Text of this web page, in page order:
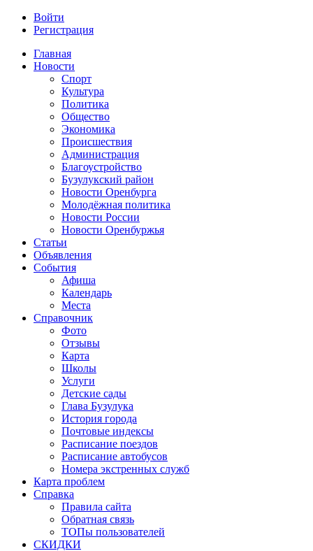
Войти
Регистрация
Главная
Новости
Спорт
Культура
Политика
Общество
Экономика
Происшествия
Администрация
Благоустройство
Бузулукский район
Новости Оренбурга
Молодёжная политика
Новости России
Новости Оренбуржья
Статьи
Объявления
События
Афиша
Календарь
Места
Справочник
Фото
Отзывы
Карта
Школы
Услуги
Детские сады
Глава Бузулука
История города
Почтовые индексы
Расписание поездов
Расписание автобусов
Номера экстренных служб
Карта проблем
Справка
Правила сайта
Обратная связь
ТОПы пользователей
СКИДКИ